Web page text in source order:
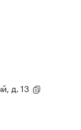
д. 13